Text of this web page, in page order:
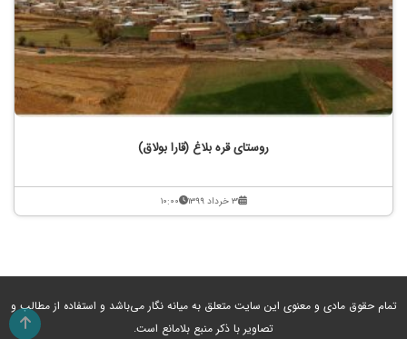
روستای قره بلاغ (قارا بولاق)
۳۱ خرداد ۱۳۹۹ ۱۰:۰۰
تمام حقوق مادی و معنوی این سایت متعلق به میانه نگار می‌باشد و استفاده از مطالب و
تصاویر با ذکر منبع بلامانع است.